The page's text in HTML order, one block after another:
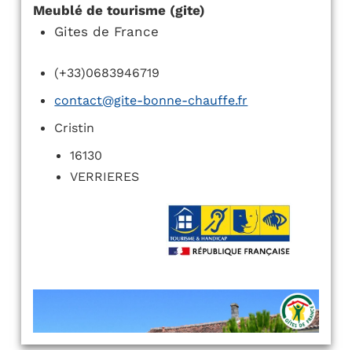
Meublé de tourisme (gite)
Gites de France
(+33)0683946719
contact@gite-bonne-chauffe.fr
Cristin
16130
VERRIERES